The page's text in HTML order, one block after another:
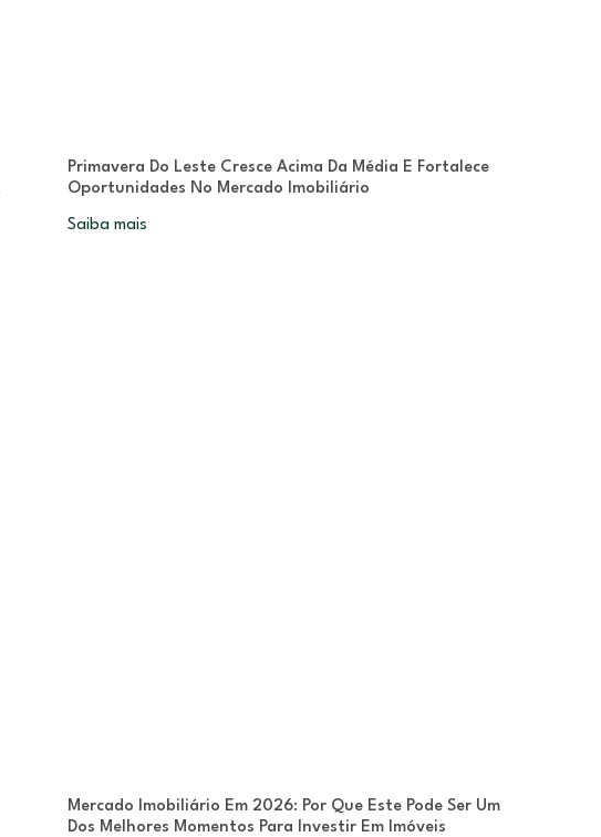
Primavera Do Leste Cresce Acima Da Média E Fortalece
Oportunidades No Mercado Imobiliário
Saiba mais
Mercado Imobiliário Em 2026: Por Que Este Pode Ser Um
Dos Melhores Momentos Para Investir Em Imóveis